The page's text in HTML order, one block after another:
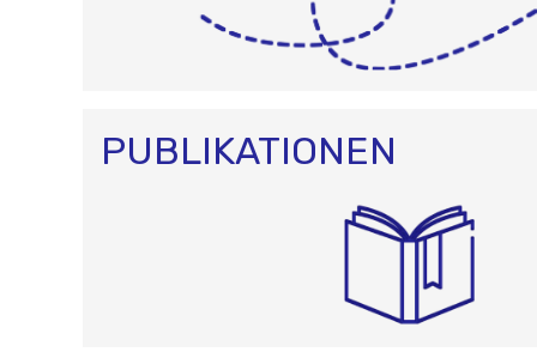
PUBLIKATIONEN